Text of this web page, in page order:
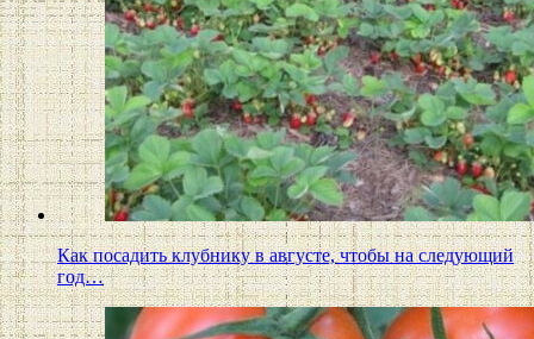
Как посадить клубнику в августе, чтобы на следующий
год…